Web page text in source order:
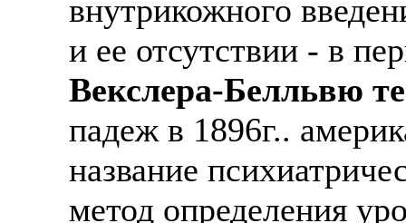
внутрикожного
и ее отсутствии - в
Векслера-Белльвю
падеж в 1896г..
название
метод определения